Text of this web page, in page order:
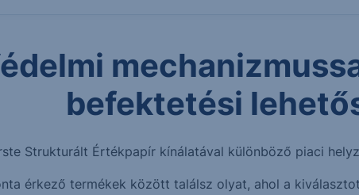
befektetési
Strukturált Értékpapír kínálatával különböző piaci
érkező termékek között találsz olyat, ahol a